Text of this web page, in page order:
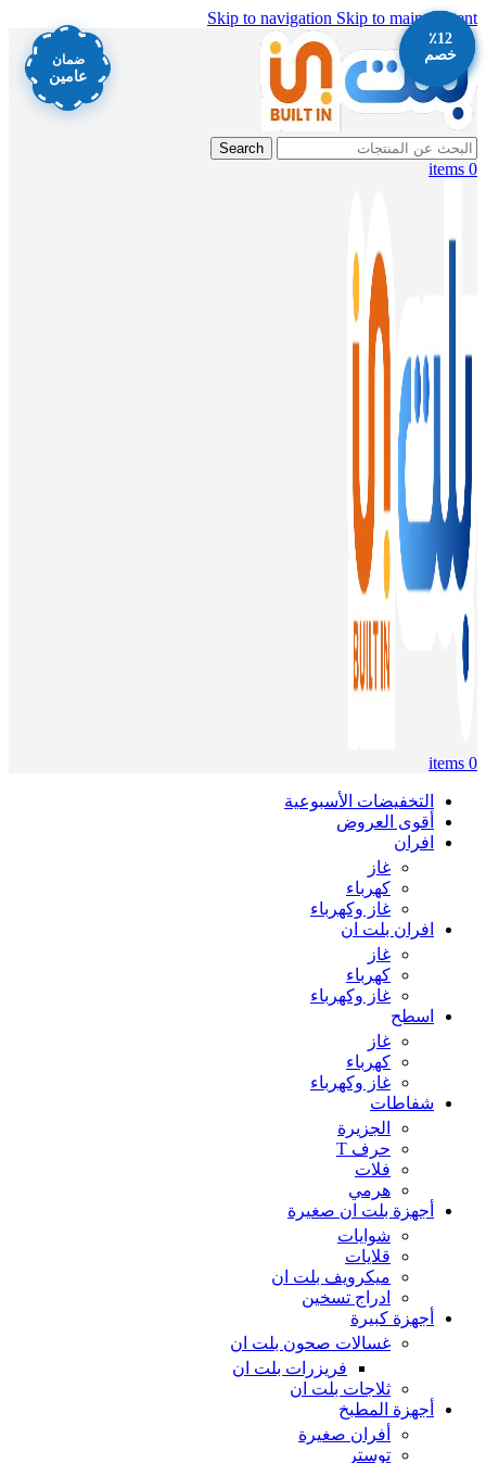
Skip to navigation Skip to main content
Search
0
items
0
items
التخفيضات الأسبوعية
أقوى العروض
افران
غاز
كهرباء
غاز وكهرباء
افران بلت ان
غاز
كهرباء
غاز وكهرباء
اسطح
غاز
كهرباء
غاز وكهرباء
شفاطات
الجزيرة
حرف T
فلات
هرمي
أجهزة بلت ان صغيرة
شوايات
قلايات
ميكرويف بلت ان
ادراج تسخين
أجهزة كبيرة
غسالات صحون بلت ان
فريزرات بلت ان
ثلاجات بلت ان
أجهزة المطبخ
أفران صغيرة
توستر
٪13
خصم
ضمان
عامين
٪11
خصم
٪13
خصم
٪12
خصم